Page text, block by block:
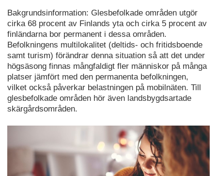
Bakgrundsinformation: Glesbefolkade områden utgör
cirka 68 procent av Finlands yta och cirka 5 procent av
finländarna bor permanent i dessa områden.
Befolkningens multilokalitet (deltids- och fritidsboende
samt turism) förändrar denna situation så att det under
högsäsong finnas mångfaldigt fler människor på många
platser jämfört med den permanenta befolkningen,
vilket också påverkar belastningen på mobilnäten. Till
glesbefolkade områden hör även landsbygdsartade
skärgårdsområden.